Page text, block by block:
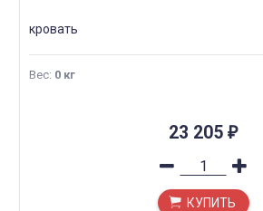
кровать
Вес: 0 кг
23 205 ₽
КУПИТЬ